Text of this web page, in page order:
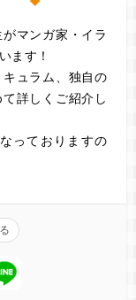
マンガ家・イラ
ます！
ュラム、独自の
詳しくご紹介し
っておりますの